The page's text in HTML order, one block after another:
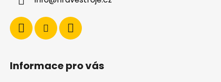
Informace pro vás